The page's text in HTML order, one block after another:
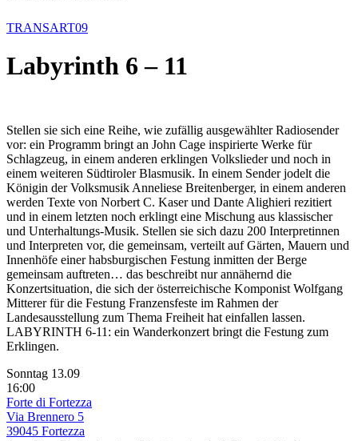
TRANSART09
Labyrinth 6 – 11
Stellen sie sich eine Reihe, wie zufällig ausgewählter Radiosender
vor: ein Programm bringt an John Cage inspirierte Werke für
Schlagzeug, in einem anderen erklingen Volkslieder und noch in
einem weiteren Südtiroler Blasmusik. In einem Sender jodelt die
Königin der Volksmusik Anneliese Breitenberger, in einem anderen
werden Texte von Norbert C. Kaser und Dante Alighieri rezitiert
und in einem letzten noch erklingt eine Mischung aus klassischer
und Unterhaltungs-Musik. Stellen sie sich dazu 200 Interpretinnen
und Interpreten vor, die gemeinsam, verteilt auf Gärten, Mauern und
Innenhöfe einer habsburgischen Festung inmitten der Berge
gemeinsam auftreten… das beschreibt nur annähernd die
Konzertsituation, die sich der österreichische Komponist Wolfgang
Mitterer für die Festung Franzensfeste im Rahmen der
Landesausstellung zum Thema Freiheit hat einfallen lassen.
LABYRINTH 6-11: ein Wanderkonzert bringt die Festung zum
Erklingen.
Sonntag 13.09
16:00
Forte di Fortezza
Via Brennero 5
39045 Fortezza